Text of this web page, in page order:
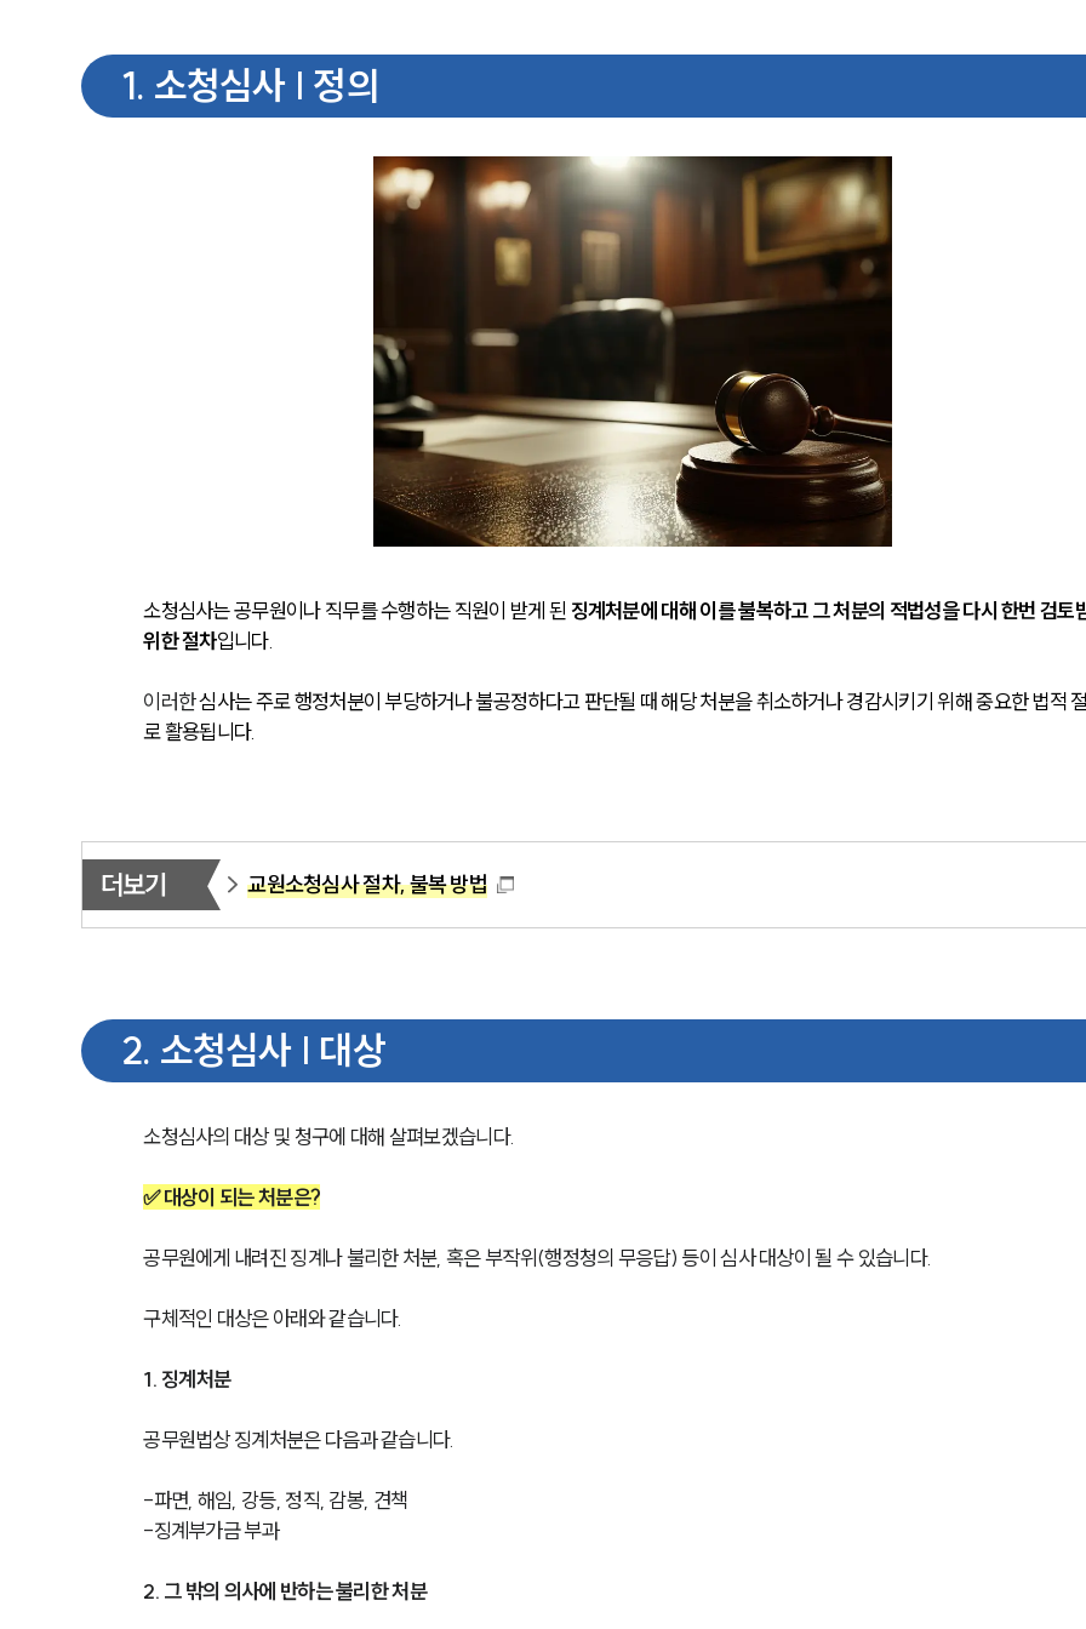
1. 소청심사 | 정의
소청심사는 공무원이나 직무를 수행하는 직원이 받게 된 징계처분에 대해 이를 불복하고 그 처분의 적법성을 다시 한번 검토
위한 절차입니다.
이러한 심사는 주로 행정처분이 부당하거나 불공정하다고 판단될 때 해당 처분을 취소하거나 경감시키기 위해 중요한 법적
로 활용됩니다.
더보기 교원소청심사 절차, 불복 방법
2. 소청심사 | 대상
소청심사의 대상 및 청구에 대해 살펴보겠습니다.
✅ 대상이 되는 처분은?
공무원에게 내려진 징계나 불리한 처분, 혹은 부작위(행정청의 무응답) 등이 심사 대상이 될 수 있습니다.
구체적인 대상은 아래와 같습니다.
1. 징계처분
공무원법상 징계처분은 다음과 같습니다.
-파면, 해임, 강등, 정직, 감봉, 견책
-징계부가금 부과
2. 그 밖의 의사에 반하는 불리한 처분